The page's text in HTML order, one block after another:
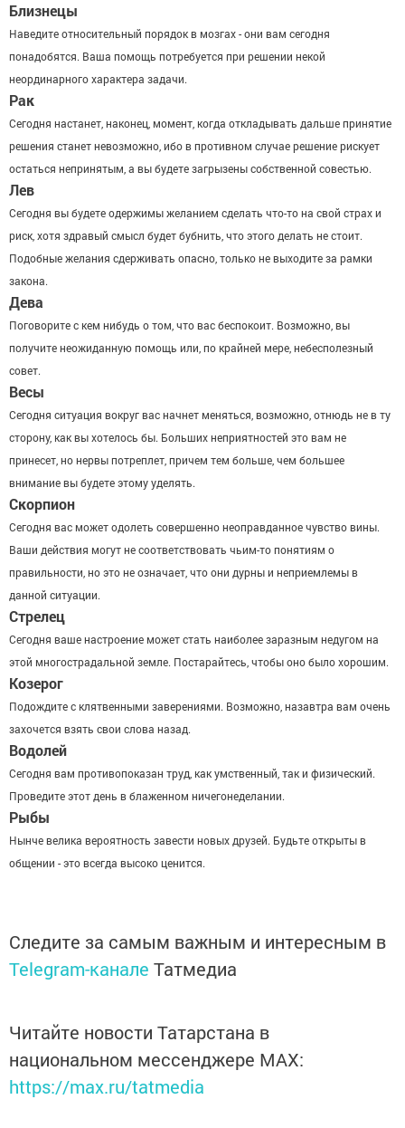
Близнецы
Наведите относительный порядок в мозгах - они вам сегодня
понадобятся. Ваша помощь потребуется при решении некой
неординарного характера задачи.
Рак
Сегодня настанет, наконец, момент, когда откладывать дальше принятие
решения станет невозможно, ибо в противном случае решение рискует
остаться непринятым, а вы будете загрызены собственной совестью.
Лев
Сегодня вы будете одержимы желанием сделать что-то на свой страх и
риск, хотя здравый смысл будет бубнить, что этого делать не стоит.
Подобные желания сдерживать опасно, только не выходите за рамки
закона.
Дева
Поговорите с кем нибудь о том, что вас беспокоит. Возможно, вы
получите неожиданную помощь или, по крайней мере, небесполезный
совет.
Весы
Сегодня ситуация вокруг вас начнет меняться, возможно, отнюдь не в ту
сторону, как вы хотелось бы. Больших неприятностей это вам не
принесет, но нервы потреплет, причем тем больше, чем большее
внимание вы будете этому уделять.
Скорпион
Сегодня вас может одолеть совершенно неоправданное чувство вины.
Ваши действия могут не соответствовать чьим-то понятиям о
правильности, но это не означает, что они дурны и неприемлемы в
данной ситуации.
Стрелец
Сегодня ваше настроение может стать наиболее заразным недугом на
этой многострадальной земле. Постарайтесь, чтобы оно было хорошим.
Козерог
Подождите с клятвенными заверениями. Возможно, назавтра вам очень
захочется взять свои слова назад.
Водолей
Сегодня вам противопоказан труд, как умственный, так и физический.
Проведите этот день в блаженном ничегонеделании.
Рыбы
Нынче велика вероятность завести новых друзей. Будьте открыты в
общении - это всегда высоко ценится.
Следите за самым важным и интересным в
Telegram-канале Татмедиа
Читайте новости Татарстана в
национальном мессенджере MАХ:
https://max.ru/tatmedia